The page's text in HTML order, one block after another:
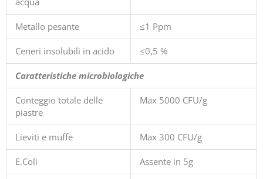
Metallo pesante ≤1 Ppm
Ceneri insolubili in acido ≤0,5 %
Caratteristiche microbiologiche
Conteggio totale delle
piastre
Max 5000 CFU/g
Lieviti e muffe Max 300 CFU/g
E.Coli Assente in 5g